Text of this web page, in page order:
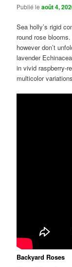
Publié leaoût 4,
Sea holly’s rigid
round rose
however don’t
lavender
in vivid raspberry-
multicolor
Backyard Roses